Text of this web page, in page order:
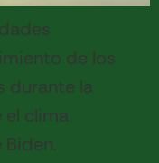
de los
durante la
el clima